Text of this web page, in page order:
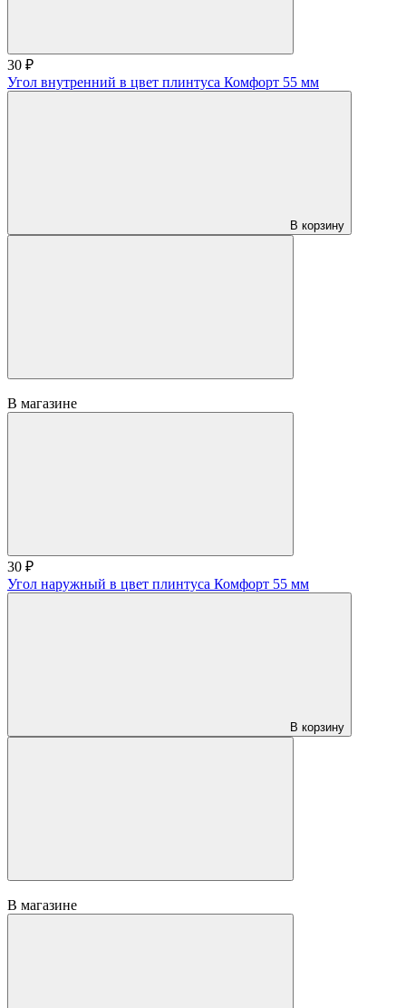
30 ₽
Угол внутренний в цвет плинтуса Комфорт 55 мм
В корзину
В магазине
30 ₽
Угол наружный в цвет плинтуса Комфорт 55 мм
В корзину
В магазине